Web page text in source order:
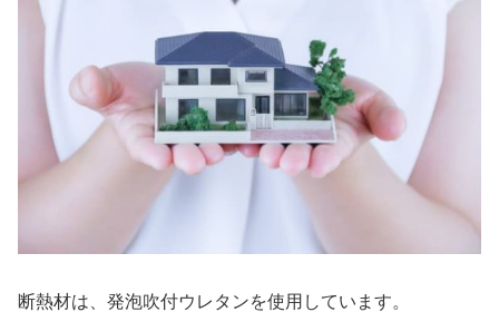
断熱材は、発泡吹付ウレタンを使用しています。